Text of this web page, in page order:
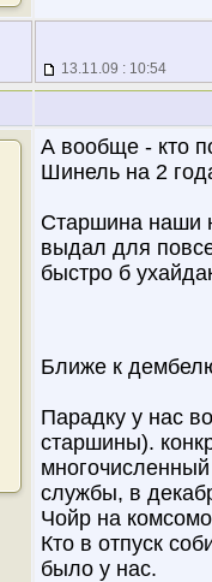
13.11.09 : 10:54
А вообще - кто
Шинель на 2
Старшина наши
выдал для
быстро б
Ближе к
Парадку у нас
старшины).
службы, в
Чойр на
Кто в отпуск
было у нас.